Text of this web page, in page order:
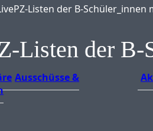
Ausschüsse &
Listen der B-Schüler_innen
Listen der B-